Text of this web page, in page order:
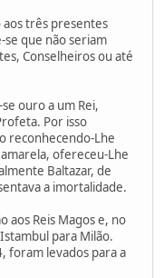
aos três presentes
que não seriam
Conselheiros ou até
ouro a um Rei,
Por isso
reconhecendo-Lhe
ofereceu-Lhe
Baltazar, de
a imortalidade.
aos Reis Magos e, no
para Milão.
foram levados para a